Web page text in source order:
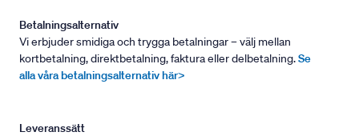
Betalningsalternativ
Vi erbjuder smidiga och trygga betalningar – välj mellan
kortbetalning, direktbetalning, faktura eller delbetalning.Se
alla våra betalningsalternativ här>
Leveranssätt